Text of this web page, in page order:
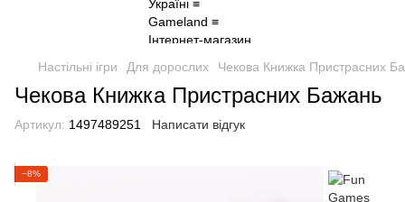
Настільні ігри Для дорослих Чекова Книжка Пристрасних
Чекова Книжка Пристрасних Бажань
Артикул: 1497489251 Написати відгук
−8%